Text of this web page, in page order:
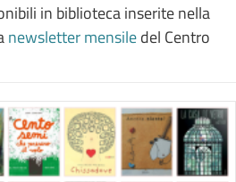
in biblioteca inserite nella
newsletter mensiledel Centro